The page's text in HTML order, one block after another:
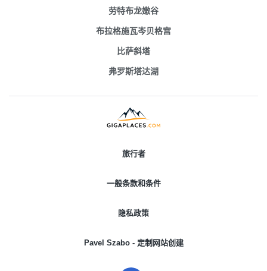
劳特布龙嫩谷
布拉格施瓦岑贝格宫
比萨斜塔
弗罗斯塔达湖
旅行者
一般条款和条件
隐私政策
Pavel Szabo - 定制网站创建